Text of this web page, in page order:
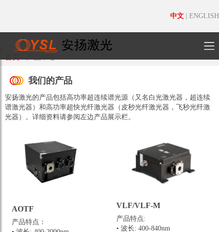
中文 ENGLISH
我们的产品
安扬激光的产品包括高功率超连续谱光源（又名白光激光器，超连续
谱激光器）和高功率超快光纤激光器（皮秒光纤激光器，飞秒光纤激
光器）。详细资料请参阅左边产品展示栏。
AOTF
产品特点：
VLF/VLF-M
产品特点:
• 波长: 400-840nm